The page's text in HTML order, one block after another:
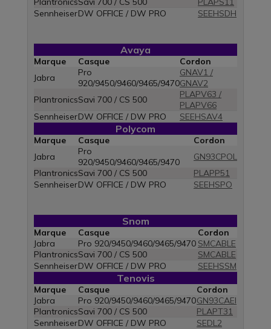
SennheiserDW OFFICE / DW PRO SEEHSDH
Avaya
Marque Casque
Cordon
Jabra
Pro
920/9450/9460/9465/9470
GNAV1 /
GNAV2
PlantronicsSavi 700 / CS 500
PLAPV63 /
PLAPV66
SennheiserDW OFFICE / DW PRO SEEHSAV4
Polycom
Marque Casque
Cordon
Jabra
Pro
920/9450/9460/9465/9470
GN93CPOL
PlantronicsSavi 700 / CS 500
PLAPP51
SennheiserDW OFFICE / DW PRO SEEHSPO
Snom
Marque Casque
Cordon
Jabra
Pro 920/9450/9460/9465/9470 SMCABLE
PlantronicsSavi 700 / CS 500
SMCABLE
SennheiserDW OFFICE / DW PRO SEEHSSM
Tenovis
Marque Casque
Cordon
Jabra
Pro 920/9450/9460/9465/9470GN93CAEI
PlantronicsSavi 700 / CS 500
PLAPT31
SennheiserDW OFFICE / DW PRO SEDL2